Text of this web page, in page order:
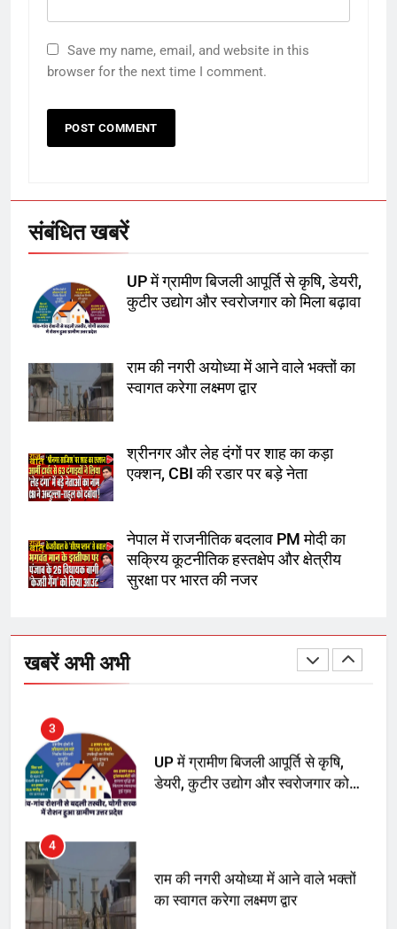
Save my name, email, and website in this
browser for the next time I comment.
संबंधित खबरें
UP में ग्रामीण बिजली आपूर्ति से कृषि, डेयरी,
कुटीर उद्योग और स्वरोजगार को मिला बढ़ावा
राम की नगरी अयोध्या में आने वाले भक्तों का
स्वागत करेगा लक्ष्मण द्वार
श्रीनगर और लेह दंगों पर शाह का कड़ा
एक्शन, CBI की रडार पर बड़े नेता
नेपाल में राजनीतिक बदलाव PM मोदी का
सक्रिय कूटनीतिक हस्तक्षेप और क्षेत्रीय
सुरक्षा पर भारत की नजर
खबरें अभी अभी
उत्तर प्रदेश में गांवों में बढ़ेंगी सुविधाएं: 67%
बढ़ा पंचायतों का बजट
7
चुनाव से पहले लालू परिवार पर बड़ा झटका,
दिल्ली कोर्ट ने IRCTC घोटाले में आरोप
8
मां को गाली पर कोर्ट का समन जारी
1
स्वरूप रानी नेहरू चिकित्सालय का
नामकरण करने की मांग को लेकर
अनिश्चितकालीन धरना शुरू
289 एकड़ भूमि पर विकसित होगा कार्बन-
फ्री डेटा सेंटर, हजारों उच्च-कुशल
3
UP में ग्रामीण बिजली आपूर्ति से कृषि,
डेयरी, कुटीर उद्योग और स्वरोजगार को
मिला बढ़ावा
4
राम की नगरी अयोध्या में आने वाले भक्तों
का स्वागत करेगा लक्ष्मण द्वार